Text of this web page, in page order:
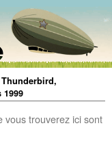
vous trouverez ici sont